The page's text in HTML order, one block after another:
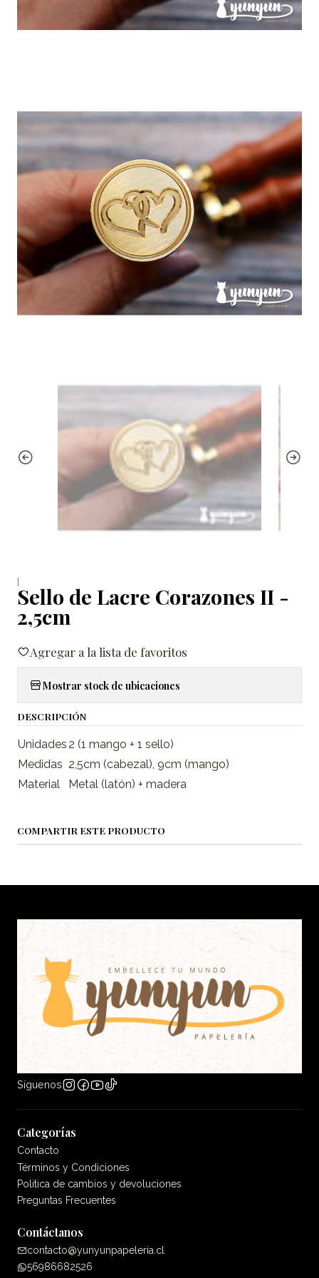
|
Sello de Lacre Corazones II -
2,5cm
Agregar a la lista de favoritos
Mostrar stock de ubicaciones
DESCRIPCIÓN
Unidades 2 (1 mango + 1 sello)
Medidas 2,5cm (cabezal), 9cm (mango)
Material
Metal (latón) + madera
COMPARTIR ESTE PRODUCTO
Síguenos
Categorías
Contacto
Términos y Condiciones
Politica de cambios y devoluciones
Preguntas Frecuentes
Contáctanos
contacto@yunyunpapeleria.cl
56986682526